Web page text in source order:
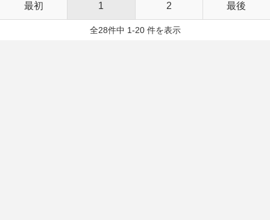
最初 1 2 最後
全28件中 1-20 件を表示